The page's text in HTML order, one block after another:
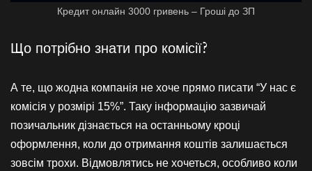
Кредит онлайн 3000 гривень – Гроші до ЗП
Що потрібно знати про комісії?
А те, що жодна компанія не хоче прямо писати “У нас є
комісія у розмірі 15%”. Таку інформацію зазвичай
позичальник дізнається на останньому кроці
оформлення, коли до отримання коштів залишається
зовсім трохи. Відмовлятись не хочеться, особливо коли